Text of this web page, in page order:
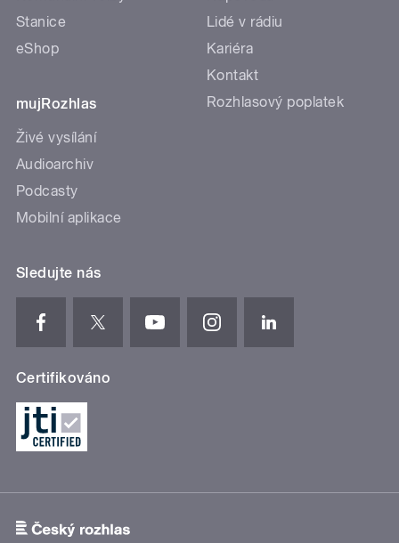
Stanice
eShop
mujRozhlas
Živé vysílání
Audioarchiv
Podcasty
Mobilní aplikace
Lidé v rádiu
Kariéra
Kontakt
Rozhlasový poplatek
Sledujte nás
Certifikováno